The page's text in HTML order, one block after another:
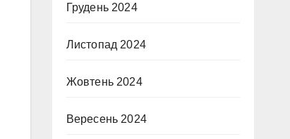
Грудень 2024
Листопад 2024
Жовтень 2024
Вересень 2024